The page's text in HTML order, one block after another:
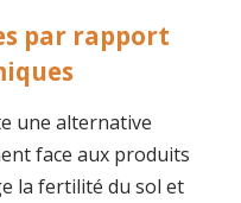
par rapport
une alternative
face aux produits
la fertilité du sol et